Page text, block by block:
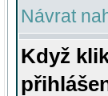
Návrat
Když